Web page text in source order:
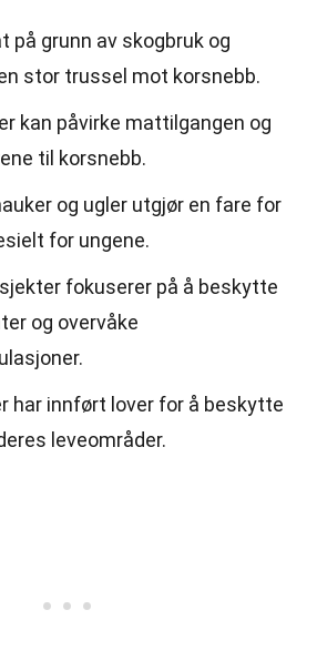
på grunn av skogbruk og
stor trussel mot korsnebb.
kan påvirke mattilgangen og
til korsnebb.
og ugler utgjør en fare for
for ungene.
fokuserer på å beskytte
og overvåke
har innført lover for å beskytte
leveområder.